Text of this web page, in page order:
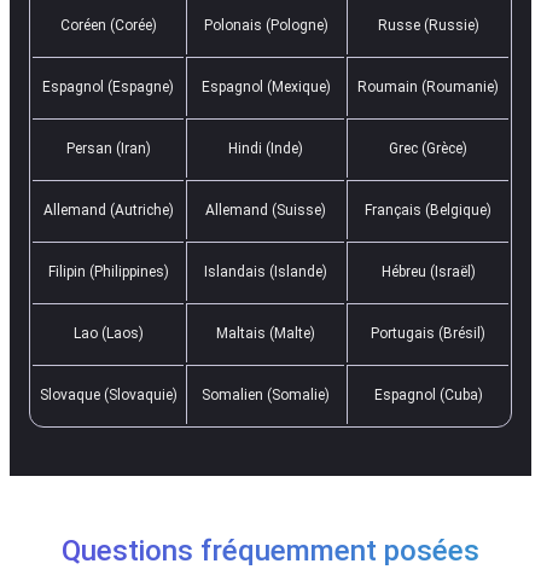
Coréen (Corée) Polonais (Pologne) Russe (Russie)
Espagnol (Espagne) Espagnol (Mexique) Roumain (Roumanie)
Persan (Iran) Hindi (Inde) Grec (Grèce)
Allemand (Autriche) Allemand (Suisse) Français (Belgique)
Filipin (Philippines) Islandais (Islande) Hébreu (Israël)
Lao (Laos) Maltais (Malte) Portugais (Brésil)
Slovaque (Slovaquie) Somalien (Somalie) Espagnol (Cuba)
Questions fréquemment posées